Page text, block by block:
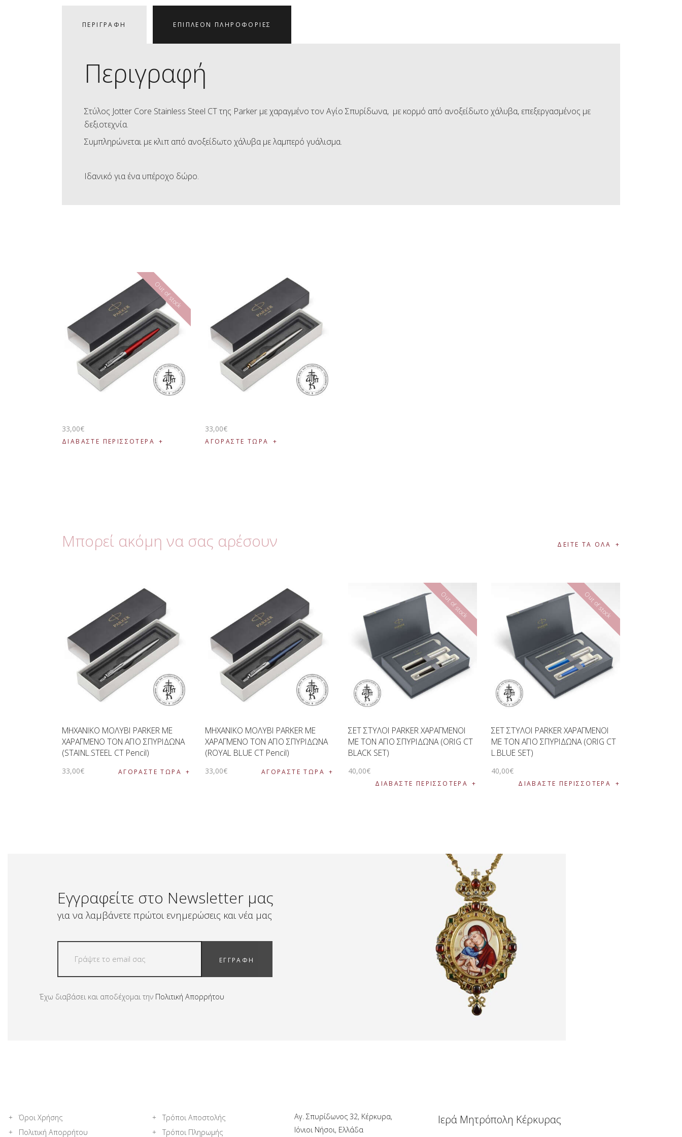
ΠΕΡΙΓΡΑΦΉ ΕΠΙΠΛΈΟΝ ΠΛΗΡΟΦΟΡΊΕΣ
Περιγραφή
Στύλος Jotter Core Stainless Steel CT της Parker με χαραγμένο τον Αγίο Σπυρίδωνα, με κορμό από ανοξείδωτο χάλυβα, επεξεργασμένος με
δεξιοτεχνία.
Συμπληρώνεται με κλιπ από ανοξείδωτο χάλυβα με λαμπερό γυάλισμα.
Ιδανικό για ένα υπέροχο δώρο.
Out of stock
33,00€
ΔΙΑΒΆΣΤΕ ΠΕΡΙΣΣΌΤΕΡΑ
33,00€
ΑΓΟΡΑΣΤΕ ΤΩΡΑ
Μπορεί ακόμη να σας αρέσουν ΔΕΙΤΕ ΤΑ ΟΛΑ
ΜΗΧΑΝΙΚΟ ΜΟΛΥΒΙ PARKER ΜΕ
ΧΑΡΑΓΜΕΝΟ ΤΟΝ ΑΓΙΟ ΣΠΥΡΙΔΩΝΑ
(STAINL.STEEL CT Pencil)
33,00€ ΑΓΟΡΑΣΤΕ ΤΩΡΑ
ΜΗΧΑΝΙΚΟ ΜΟΛΥΒΙ PARKER ΜΕ
ΧΑΡΑΓΜΕΝΟ ΤΟΝ ΑΓΙΟ ΣΠΥΡΙΔΩΝΑ
(ROYAL BLUE CT Pencil)
33,00€ ΑΓΟΡΑΣΤΕ ΤΩΡΑ
Out of stock
ΣΕΤ ΣΤΥΛΟΙ PARKER ΧΑΡΑΓΜΕΝΟΙ
ΜΕ ΤΟΝ ΑΓΙΟ ΣΠΥΡΙΔΩΝΑ (ORIG CT
BLACK SET)
40,00€
ΔΙΑΒΆΣΤΕ ΠΕΡΙΣΣΌΤΕΡΑ
Out of stock
ΣΕΤ ΣΤΥΛΟΙ PARKER ΧΑΡΑΓΜΕΝΟΙ
ΜΕ ΤΟΝ ΑΓΙΟ ΣΠΥΡΙΔΩΝΑ (ORIG CT
L.BLUE SET)
40,00€
ΔΙΑΒΆΣΤΕ ΠΕΡΙΣΣΌΤΕΡΑ
Εγγραφείτε στο Newsletter μας
για να λαμβάνετε πρώτοι ενημερώσεις και νέα μας
ΕΓΓΡΑΦΗ
Έχω διαβάσει και αποδέχομαι την Πολιτική Απορρήτου
Όροι Χρήσης
Πολιτική Απορρήτου
Τρόποι Αποστολής
Τρόποι Πληρωμής
Αγ. Σπυρίδωνος 32, Κέρκυρα,
Ιόνιοι Νήσοι, Ελλάδα
Ιερά Μητρόπολη Κέρκυρας